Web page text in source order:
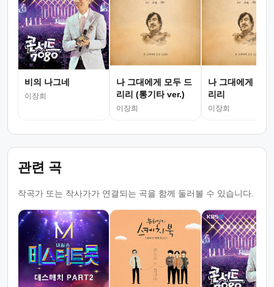
비의 나그네
이장희
나 그대에게 모두 드
리리 (통기타 ver.)
이장희
나 그대에게 모
리리
이장희
관련 곡
작곡가 또는 작사가가 연결되는 곡을 함께 둘러볼 수 있습니다.